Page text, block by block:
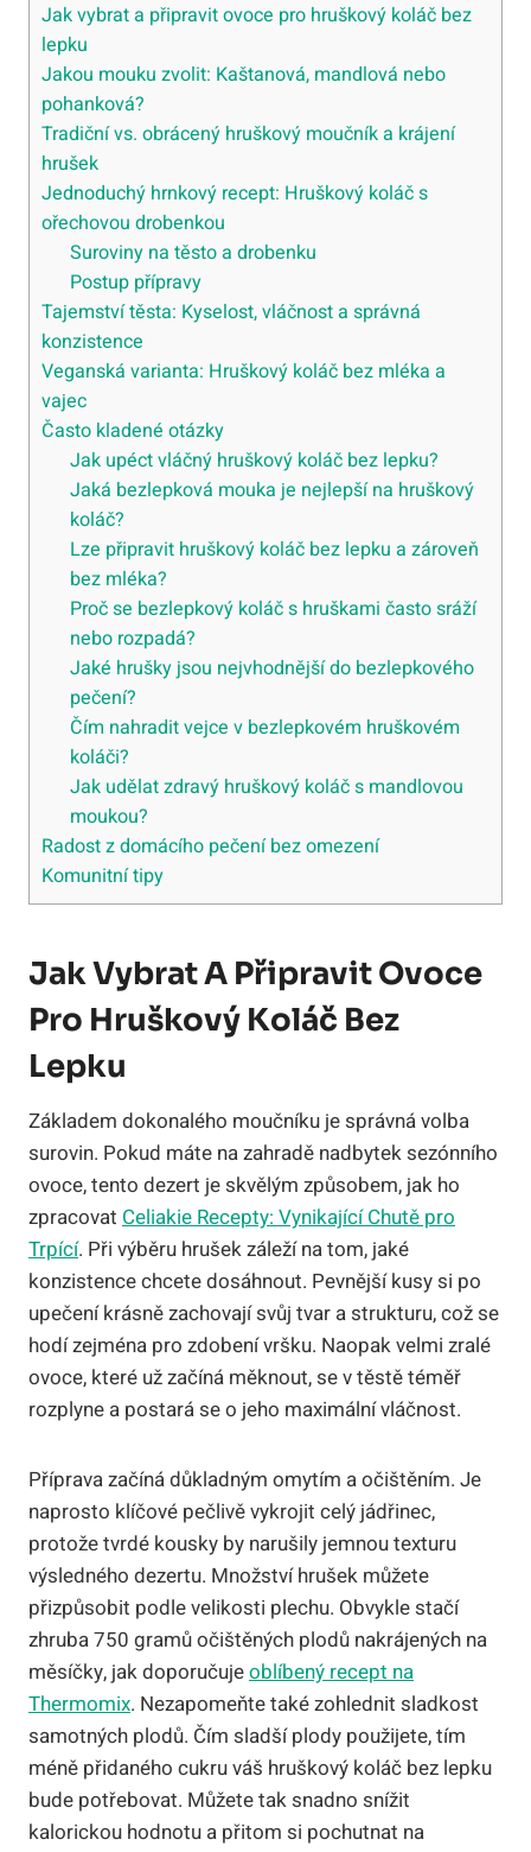
Jak vybrat a připravit ovoce pro hruškový koláč bez
lepku
Jakou mouku zvolit: Kaštanová, mandlová nebo
pohanková?
Tradiční vs. obrácený hruškový moučník a krájení
hrušek
Jednoduchý hrnkový recept: Hruškový koláč s
ořechovou drobenkou
Suroviny na těsto a drobenku
Postup přípravy
Tajemství těsta: Kyselost, vláčnost a správná
konzistence
Veganská varianta: Hruškový koláč bez mléka a
vajec
Často kladené otázky
Jak upéct vláčný hruškový koláč bez lepku?
Jaká bezlepková mouka je nejlepší na hruškový
koláč?
Lze připravit hruškový koláč bez lepku a zároveň
bez mléka?
Proč se bezlepkový koláč s hruškami často sráží
nebo rozpadá?
Jaké hrušky jsou nejvhodnější do bezlepkového
pečení?
Čím nahradit vejce v bezlepkovém hruškovém
koláči?
Jak udělat zdravý hruškový koláč s mandlovou
moukou?
Radost z domácího pečení bez omezení
Komunitní tipy
Jak Vybrat A Připravit Ovoce
Pro Hruškový Koláč Bez
Lepku
Základem dokonalého moučníku je správná volba
surovin. Pokud máte na zahradě nadbytek sezónního
ovoce, tento dezert je skvělým způsobem, jak ho
zpracovat Celiakie Recepty: Vynikající Chutě pro
Trpící. Při výběru hrušek záleží na tom, jaké
konzistence chcete dosáhnout. Pevnější kusy si po
upečení krásně zachovají svůj tvar a strukturu, což se
hodí zejména pro zdobení vršku. Naopak velmi zralé
ovoce, které už začíná měknout, se v těstě téměř
rozplyne a postará se o jeho maximální vláčnost.
Příprava začíná důkladným omytím a očištěním. Je
naprosto klíčové pečlivě vykrojit celý jádřinec,
protože tvrdé kousky by narušily jemnou texturu
výsledného dezertu. Množství hrušek můžete
přizpůsobit podle velikosti plechu. Obvykle stačí
zhruba 750 gramů očištěných plodů nakrájených na
měsíčky, jak doporučujeoblíbený recept na
Thermomix. Nezapomeňte také zohlednit sladkost
samotných plodů. Čím sladší plody použijete, tím
méně přidaného cukru váš hruškový koláč bez lepku
bude potřebovat. Můžete tak snadno snížit
kalorickou hodnotu a přitom si pochutnat na